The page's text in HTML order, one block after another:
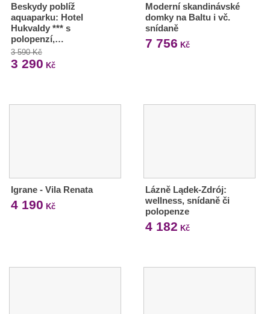
Beskydy poblíž
aquaparku: Hotel
Hukvaldy *** s
polopenzí,…
3 590 Kč
3 290 Kč
Moderní skandinávské
domky na Baltu i vč.
snídaně
7 756 Kč
Igrane - Vila Renata
4 190 Kč
Lázně Lądek-Zdrój:
wellness, snídaně či
polopenze
4 182 Kč